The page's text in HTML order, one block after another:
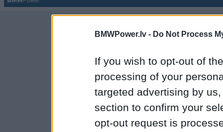
BMWPower.lv - Do Not Process
If you wish to opt-out of
processing of your
targeted advertising by
section to confirm your
opt-out request is